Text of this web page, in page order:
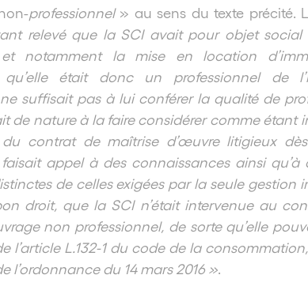
professionnel» au sens du texte précité.
relevé que la SCI avait pour objet social
et notamment la mise en location
qu’elle était donc un professionnel de
suffisait pas à lui conférer la qualité de
de nature à la faire considérer comme étant
du contrat de maîtrise d’œuvre litigieux
appel à des connaissances ainsi qu’à
de celles exigées par la seule gestion
droit, que la SCI n’était intervenue au
non professionnel, de sorte qu’elle
l’article L.132-1 du code de la
l’ordonnance du 14 mars 2016 »